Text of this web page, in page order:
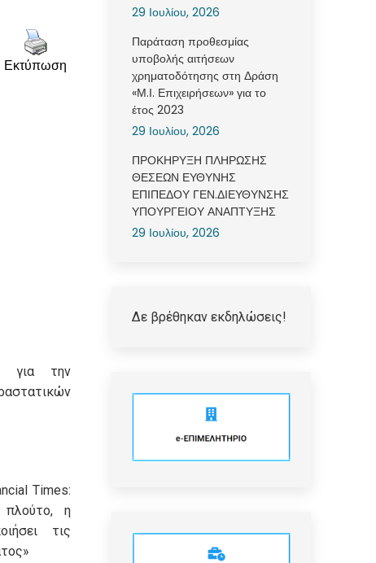
Εκτύπωση
για την
Times:
πλούτο, η
τις
29 Ιουλίου, 2026
Παράταση προθεσμίας
υποβολής αιτήσεων
χρηματοδότησης στη Δράση
«Μ.Ι. Επιχειρήσεων» για το
έτος 2023
29 Ιουλίου, 2026
ΠΡΟΚΗΡΥΞΗ ΠΛΗΡΩΣΗΣ
ΘΕΣΕΩΝ ΕΥΘΥΝΗΣ
ΕΠΙΠΕΔΟΥ ΓΕΝ.ΔΙΕΥΘΥΝΣΗΣ
ΥΠΟΥΡΓΕΙΟΥ ΑΝΑΠΤΥΞΗΣ
29 Ιουλίου, 2026
Δε βρέθηκαν εκδηλώσεις!